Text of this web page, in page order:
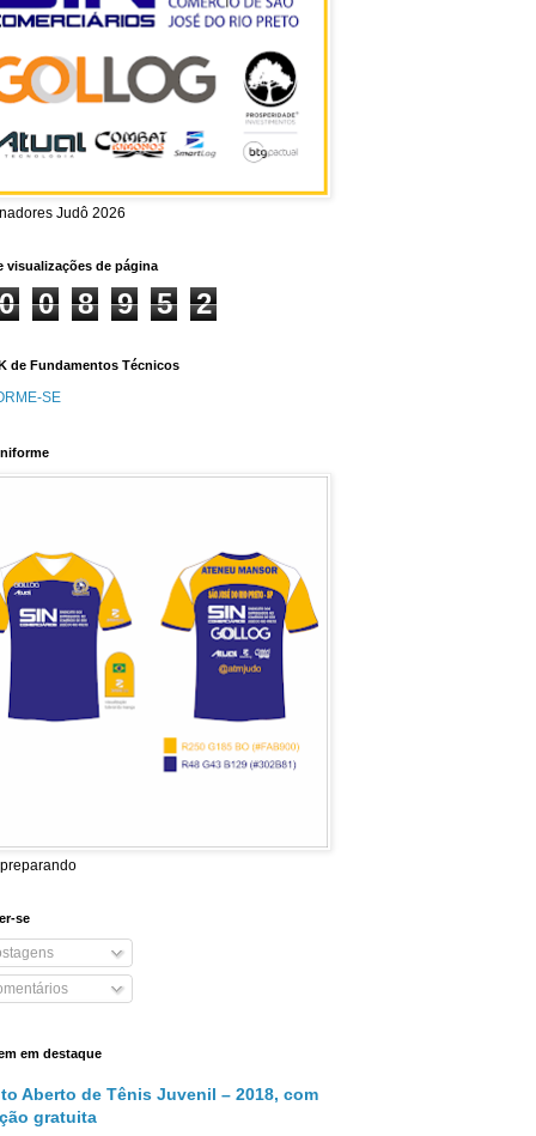
Judô 2026
visualizações de página
0 8 9 5 2
de Fundamentos Técnicos
SE
se
em destaque
Aberto de Tênis Juvenil – 2018, com
gratuita